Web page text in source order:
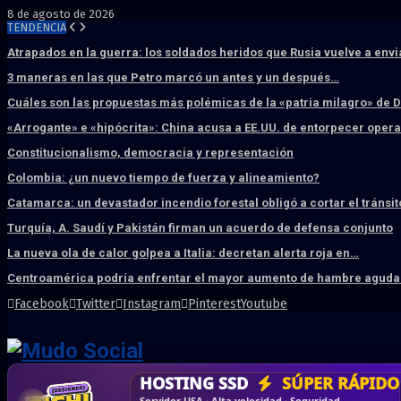
8 de agosto de 2026
TENDENCIA
Atrapados en la guerra: los soldados heridos que Rusia vuelve a
3 maneras en las que Petro marcó un antes y un después…
Cuáles son las propuestas más polémicas de la «patria milagro» de
«Arrogante» e «hipócrita»: China acusa a EE.UU. de entorpecer
Constitucionalismo, democracia y representación
Colombia: ¿un nuevo tiempo de fuerza y alineamiento?
Catamarca: un devastador incendio forestal obligó a cortar el
Turquía, A. Saudí y Pakistán firman un acuerdo de defensa conjunto
La nueva ola de calor golpea a Italia: decretan alerta roja en…
Centroamérica podría enfrentar el mayor aumento de hambre
Facebook Twitter Instagram PinterestYoutube
HOSTING SSD SÚPER RÁPIDO
DISEÑO WEB PROFESIONAL
CRM & DASHBOARD A MEDIDA
CORREO CORPORATIVO